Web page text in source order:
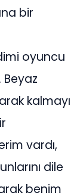
bir
oyuncu
kalmayı
vardı,
dile
benim